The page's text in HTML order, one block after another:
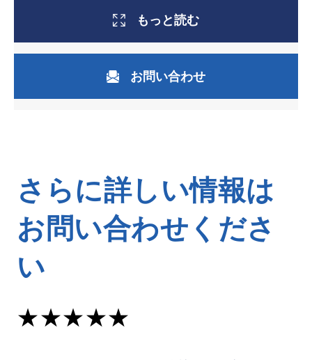
もっと読む
お問い合わせ
さらに詳しい情報は
お問い合わせくださ
い